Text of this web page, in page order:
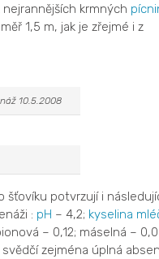
krmných
1,5 m, jak je zřejmé i z
10.5.2008
šťovíku potvrzují i
: pH – 4,2; kyselina
– 0,12; máselná – 0,0
zejména úplná